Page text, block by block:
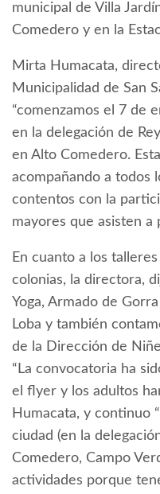
municipal de Villa
Comedero y en la
Mirta Humacata,
Municipalidad de San
“comenzamos el 7 de
en la delegación de
en Alto Comedero.
acompañando a todos
contentos con la
mayores que asisten a
En cuanto a los
colonias, la directora,
Yoga, Armado de
Loba y también
de la Dirección de
“La convocatoria ha
el flyer y los adultos
Humacata, y continuo
ciudad (en la
Comedero, Campo
actividades porque